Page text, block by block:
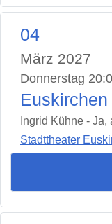
04
März 2027
Donnerstag
Euskirchen
Ingrid Kühne -
Stadttheater